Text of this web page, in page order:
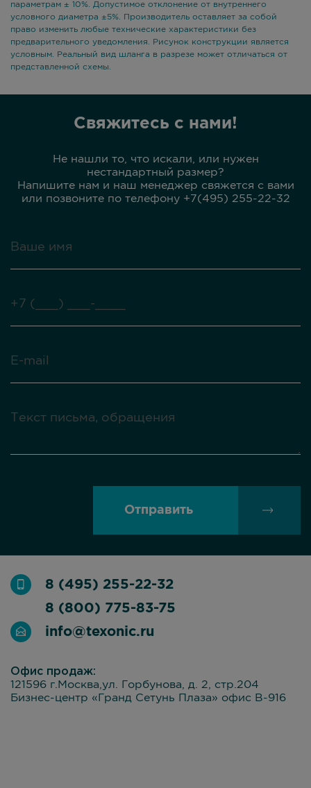
параметрам ± 10%. Допустимое отклонение от внутреннего
условного диаметра ±5%. Производитель оставляет за собой
право изменить любые технические характеристики без
предварительного уведомления. Рисунок конструкции является
условным. Реальный вид шланга в разрезе может отличаться от
представленной схемы.
Свяжитесь с нами!
Не нашли то, что искали, или нужен
нестандартный размер?
Напишите нам и наш менеджер свяжется с вами
или позвоните по телефону +7(495) 255-22-32
Отправить
8 (495) 255-22-32
8 (800) 775-83-75
info@texonic.ru
Офис продаж:
121596 г.Москва,ул. Горбунова, д. 2, стр.204
Бизнес-центр «Гранд Сетунь Плаза» офис В-916